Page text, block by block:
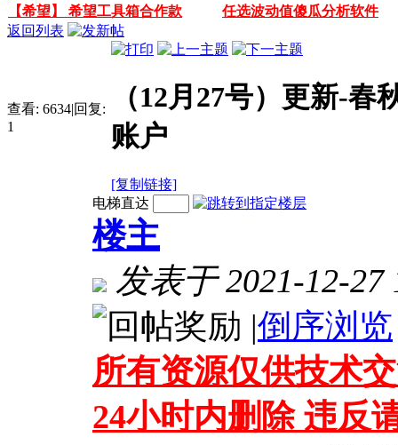
【希望】 希望工具箱合作款
任选波动值傻瓜分析软件
返回列表
查看: 6634|回复:
1
（12月27号）更新-
账户
[复制链接]
电梯直达
楼主
发表于 2021-12-27
|倒序浏览
所有资源仅供技术
24小时内删除 违反